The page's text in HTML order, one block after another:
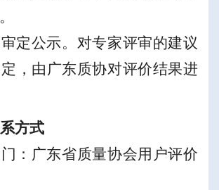
。
审定公示。对专家评审的建议
，由广东质协对评价结果进
方式
： 广东省质量协会用户评价